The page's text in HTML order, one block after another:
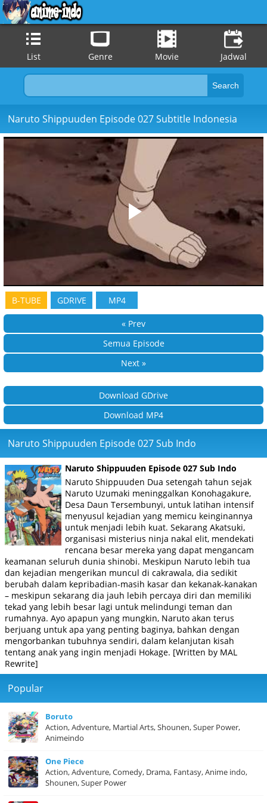
List Genre Movie Jadwal
Naruto Shippuuden Episode 027 Subtitle Indonesia
B-TUBE GDRIVE MP4
« Prev
Semua Episode
Next »
Download GDrive
Download MP4
Naruto Shippuuden Episode 027 Sub Indo
Naruto Shippuuden Episode 027 Sub Indo
Naruto Shippuuden Dua setengah tahun sejak
Naruto Uzumaki meninggalkan Konohagakure,
Desa Daun Tersembunyi, untuk latihan intensif
menyusul kejadian yang memicu keinginannya
untuk menjadi lebih kuat. Sekarang Akatsuki,
organisasi misterius ninja nakal elit, mendekati
rencana besar mereka yang dapat mengancam
keamanan seluruh dunia shinobi. Meskipun Naruto lebih tua
dan kejadian mengerikan muncul di cakrawala, dia sedikit
berubah dalam kepribadian-masih kasar dan kekanak-kanakan
– meskipun sekarang dia jauh lebih percaya diri dan memiliki
tekad yang lebih besar lagi untuk melindungi teman dan
rumahnya. Ayo apapun yang mungkin, Naruto akan terus
berjuang untuk apa yang penting baginya, bahkan dengan
mengorbankan tubuhnya sendiri, dalam kelanjutan kisah
tentang anak yang ingin menjadi Hokage. [Written by MAL
Rewrite]
Popular
Boruto
Action, Adventure, Martial Arts, Shounen, Super Power,
Animeindo
One Piece
Action, Adventure, Comedy, Drama, Fantasy, Anime indo,
Shounen, Super Power